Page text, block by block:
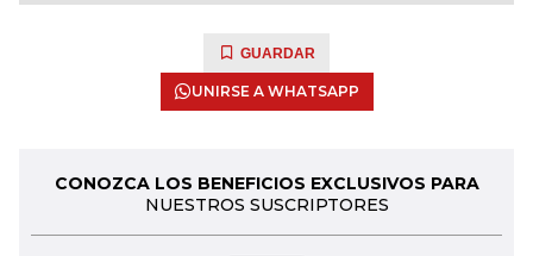
GUARDAR
UNIRSE A WHATSAPP
CONOZCA LOS BENEFICIOS EXCLUSIVOS PARA
NUESTROS SUSCRIPTORES